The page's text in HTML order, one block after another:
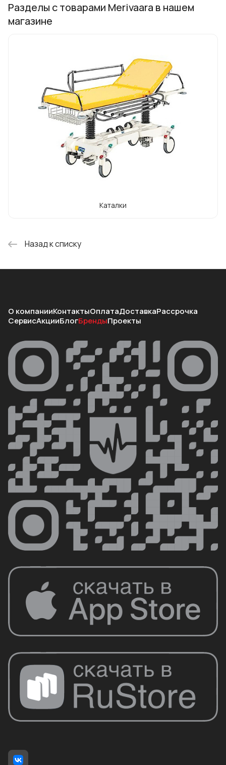
деятельность целеустремлённо
направлена на постоянное улучшение и
улучшение гигиены больниц благодаря
производству металлических кроватей.
Сегодня программное обеспечение,
оборудование и услуги Merivaara
повышают безопасность пациентов и
повышают качество и эффективность
хирургических операций в ведущих
международных больницах.
Разделы с товарами Merivaara в нашем
магазине
Каталки
Назад к списку
О компанииКонтактыОплатаДоставкаРассрочка
СервисАкцииБлогБрендыПроекты